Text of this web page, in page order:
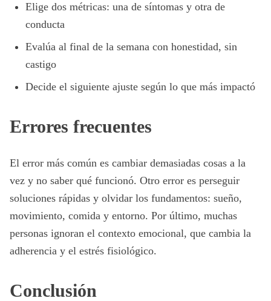
Elige dos métricas: una de síntomas y otra de
conducta
Evalúa al final de la semana con honestidad, sin
castigo
Decide el siguiente ajuste según lo que más impactó
Errores frecuentes
El error más común es cambiar demasiadas cosas a la
vez y no saber qué funcionó. Otro error es perseguir
soluciones rápidas y olvidar los fundamentos: sueño,
movimiento, comida y entorno. Por último, muchas
personas ignoran el contexto emocional, que cambia la
adherencia y el estrés fisiológico.
Conclusión